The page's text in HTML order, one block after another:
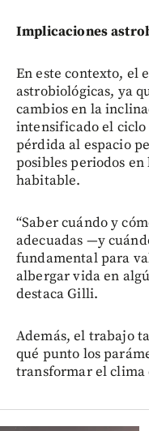
Implicaciones
En este contexto, el
astrobiológicas, ya
cambios en la
intensificado el ciclo
pérdida al espacio
posibles periodos
habitable.
“Saber cuándo y
adecuadas —y
fundamental para
albergar vida en
destaca Gilli.
Además, el trabajo
qué punto los
transformar el clima